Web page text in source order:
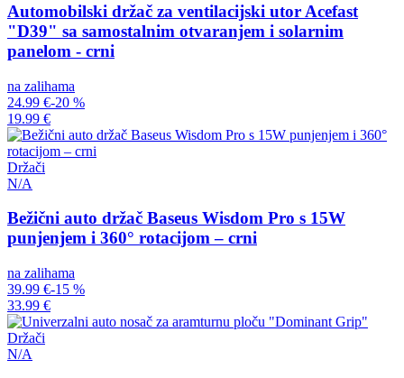
Automobilski držač za ventilacijski utor Acefast
"D39" sa samostalnim otvaranjem i solarnim
panelom - crni
na zalihama
24.99 €-20 %
19.99 €
Držači
N/A
Bežični auto držač Baseus Wisdom Pro s 15W
punjenjem i 360° rotacijom – crni
na zalihama
39.99 €-15 %
33.99 €
Držači
N/A